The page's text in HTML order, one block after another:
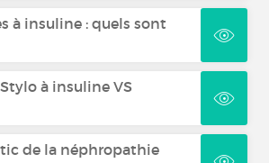
à insuline : quels sont
à insuline VS
de la néphropathie